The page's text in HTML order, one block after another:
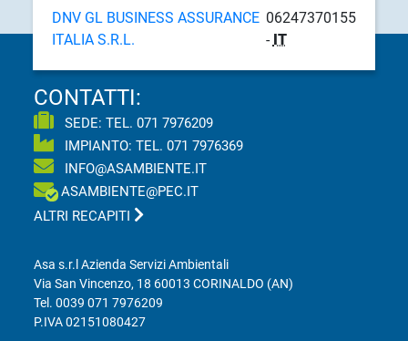
DNV GL BUSINESS ASSURANCE
ITALIA S.R.L.
06247370155
- IT
CONTATTI:
SEDE: TEL.071 7976209
IMPIANTO: TEL.071 7976369
INFO@ASAMBIENTE.IT
ASAMBIENTE@PEC.IT
ALTRI RECAPITI
Asa s.r.l Azienda Servizi Ambientali
Via San Vincenzo, 18 60013 CORINALDO (AN)
Tel.0039 071 7976209
P.IVA 02151080427